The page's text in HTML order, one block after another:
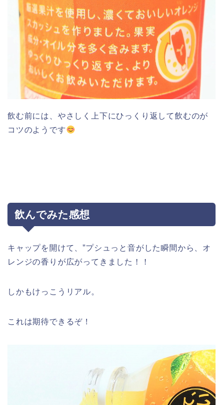
飲む前には、やさしく上下にひっくり返して飲むのが
コツのようです
飲んでみた感想
キャップを開けて、”プシュっと音がした瞬間から、オ
レンジの香りが広がってきました！！
しかもけっこうリアル。
これは期待できるぞ！